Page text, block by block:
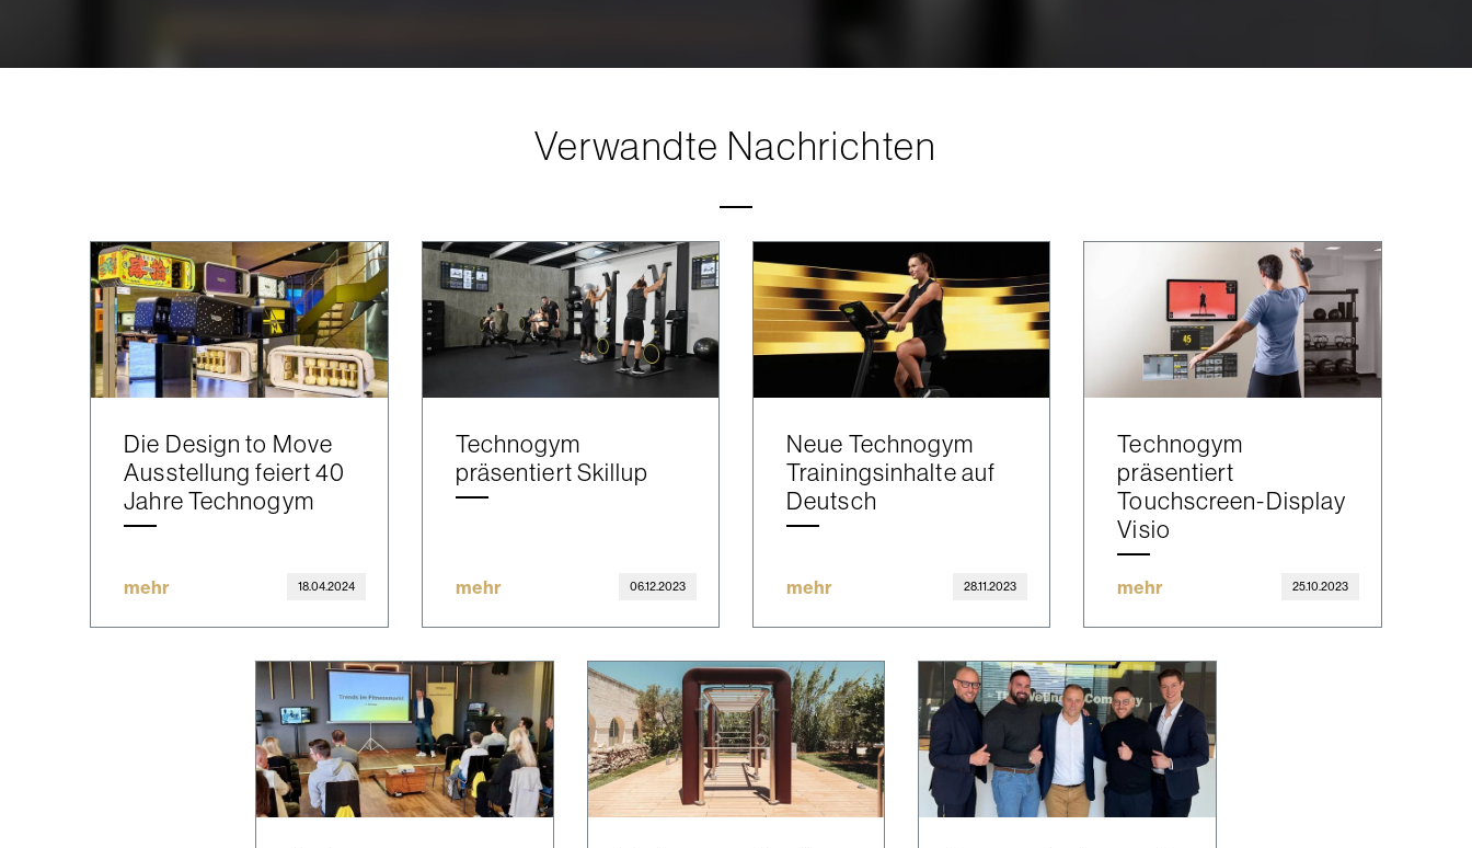
Verwandte Nachrichten
Die Design to Move
Ausstellung feiert 40
Jahre Technogym
mehr 18.04.2024
Technogym
präsentiert Skillup
mehr 06.12.2023
Neue Technogym
Trainingsinhalte auf
Deutsch
mehr 28.11.2023
Technogym
präsentiert
Touchscreen-Display
Visio
mehr 25.10.2023